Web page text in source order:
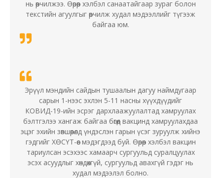
нь өөрчилжээ. Өөрөөр хэлбэл санаатайгаар зураг болон
текстийн агуулгыг өөрчилж худал мэдээллийг түгээж
байгаа юм.
Эрүүл мэндийн сайдын тушаалын дагуу наймдугаар
сарын 1-нээс эхлэн 5-11 насны хүүхдүүдийг
КОВИД-19-ийн эсрэг дархлаажуулалтад хамруулах
бэлтгэлээ хангаж байгаа бөгөөд вакцинд хамруулахдаа
эцэг эхийн зөвшөөрөлд үндэслэн гарын үсэг зуруулж хийнэ
гэдгийг ХӨСҮТ-өөс мэдэгдээд буй. Өөрөөр хэлбэл вакцин
тариулсан эсэхээс хамаарч сургуульд суралцуулах
эсэх асуудлыг хөндөхгүй, сургуульд авахгүй гэдэг нь
худал мэдээлэл болно.